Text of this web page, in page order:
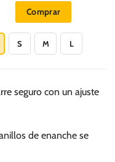
Comprar
producto
tiene
Las
pueden
S M L
seguro con un ajuste
de enanche se